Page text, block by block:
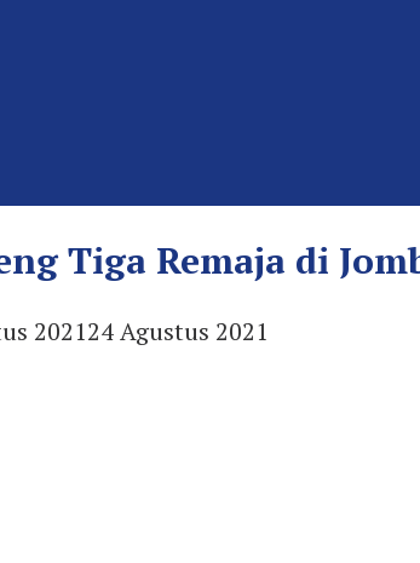
Tiga Remaja di
202124 Agustus 2021